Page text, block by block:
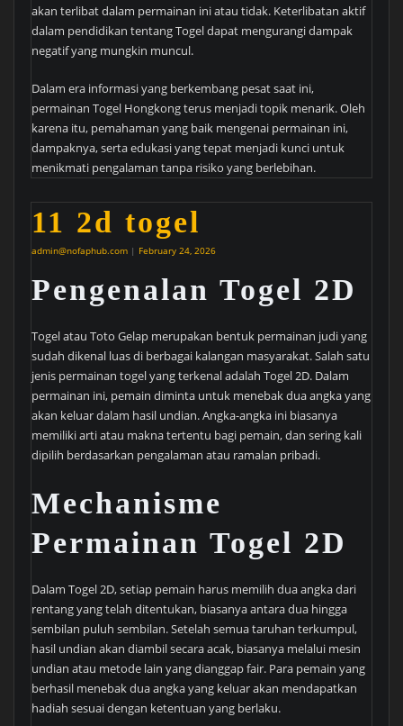
akan terlibat dalam permainan ini atau tidak. Keterlibatan aktif
dalam pendidikan tentang Togel dapat mengurangi dampak
negatif yang mungkin muncul.
Dalam era informasi yang berkembang pesat saat ini,
permainan Togel Hongkong terus menjadi topik menarik. Oleh
karena itu, pemahaman yang baik mengenai permainan ini,
dampaknya, serta edukasi yang tepat menjadi kunci untuk
menikmati pengalaman tanpa risiko yang berlebihan.
11 2d togel
admin@nofaphub.com | February 24, 2026
Pengenalan Togel 2D
Togel atau Toto Gelap merupakan bentuk permainan judi yang
sudah dikenal luas di berbagai kalangan masyarakat. Salah satu
jenis permainan togel yang terkenal adalah Togel 2D. Dalam
permainan ini, pemain diminta untuk menebak dua angka yang
akan keluar dalam hasil undian. Angka-angka ini biasanya
memiliki arti atau makna tertentu bagi pemain, dan sering kali
dipilih berdasarkan pengalaman atau ramalan pribadi.
Mechanisme
Permainan Togel 2D
Dalam Togel 2D, setiap pemain harus memilih dua angka dari
rentang yang telah ditentukan, biasanya antara dua hingga
sembilan puluh sembilan. Setelah semua taruhan terkumpul,
hasil undian akan diambil secara acak, biasanya melalui mesin
undian atau metode lain yang dianggap fair. Para pemain yang
berhasil menebak dua angka yang keluar akan mendapatkan
hadiah sesuai dengan ketentuan yang berlaku.